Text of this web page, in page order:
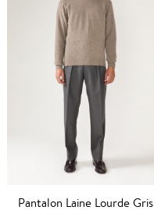
Pantalon Laine Lourde Gris